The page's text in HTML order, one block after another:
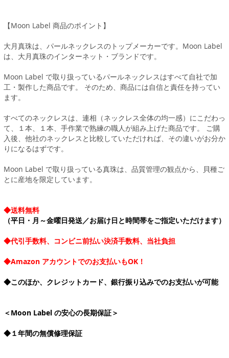
【Moon Label 商品のポイント】
大月真珠は、パールネックレスのトップメーカーです。Moon Label
は、大月真珠のインターネット・ブランドです。
Moon Label で取り扱っているパールネックレスはすべて自社で加
工・製作した商品です。 そのため、商品には自信と責任を持ってい
ます。
すべてのネックレスは、連相（ネックレス全体の均一感）にこだわっ
て、１本、１本、手作業で熟練の職人が組み上げた商品です。 ご購
入後、他社のネックレスと比較していただければ、その違いがお分か
りになるはずです。
Moon Label で取り扱っている真珠は、品質管理の観点から、貝種ご
とに産地を限定しています。
◆送料無料
（平日・月～金曜日発送／お届け日と時間帯をご指定いただけます）
◆代引手数料、コンビニ前払い決済手数料、当社負担
◆Amazon アカウントでのお支払いもOK！
◆このほか、クレジットカード、銀行振り込みでのお支払いが可能
＜Moon Label の安心の長期保証＞
◆１年間の無償修理保証